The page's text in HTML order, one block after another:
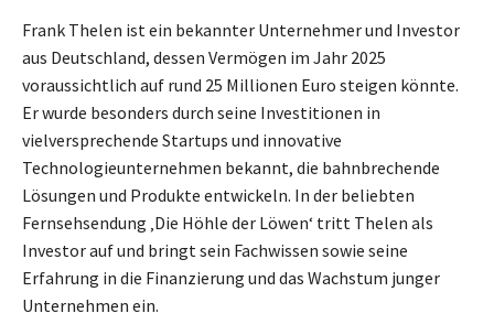
Frank Thelen ist ein bekannter Unternehmer und Investor
aus Deutschland, dessen Vermögen im Jahr 2025
voraussichtlich auf rund 25 Millionen Euro steigen könnte.
Er wurde besonders durch seine Investitionen in
vielversprechende Startups und innovative
Technologieunternehmen bekannt, die bahnbrechende
Lösungen und Produkte entwickeln. In der beliebten
Fernsehsendung ‚Die Höhle der Löwen‘ tritt Thelen als
Investor auf und bringt sein Fachwissen sowie seine
Erfahrung in die Finanzierung und das Wachstum junger
Unternehmen ein.